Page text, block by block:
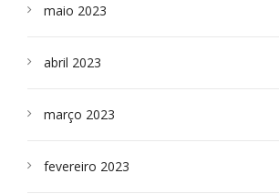
maio 2023
abril 2023
março 2023
fevereiro 2023